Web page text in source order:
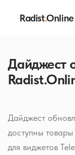
Radist.Online
Дайджест
Дайджест
доступны
для виджетов